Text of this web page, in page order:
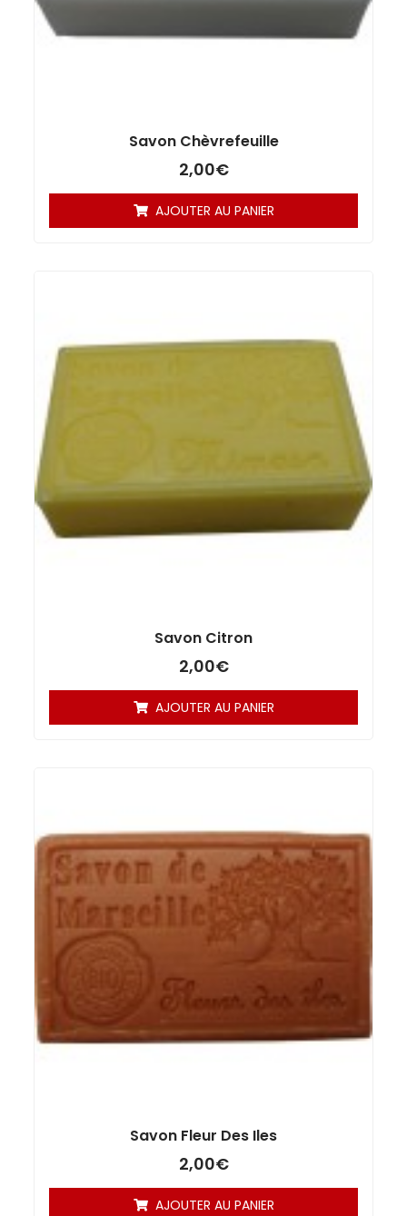
Savon Chèvrefeuille
2,00€
AJOUTER AU PANIER
Savon Citron
2,00€
AJOUTER AU PANIER
Savon Fleur Des Iles
2,00€
AJOUTER AU PANIER